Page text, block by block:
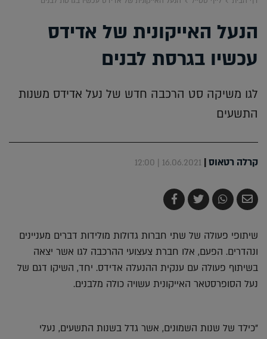
הנעל האייקונית של אדידס
עכשיו בגרסת לבנים
לגו משיקה סט הרכבה חדש של נעל אדידס משנות
התשעים
קרלה רטאוס|
16.06.2021 | 12:00
שלח
בדואר
שתף
ב-
צייץ
ב-
שתף
ב-
שיתופי פעולה של שתי חברות גדולות מולידות דברים מעניינים
ונהדרים. הפעם, אלו חברת צעצועי ההרכבה לגו אשר יצאה
בשיתוף פעולה עם ענקית ההנעלה אדידס. יחד, השיקו דגם של
נעל הסופרסטאר האייקונית עשויה כולה מלבנים.
"כילד של שנות השמונים, אשר גדל בשנות התשעים, נעלי